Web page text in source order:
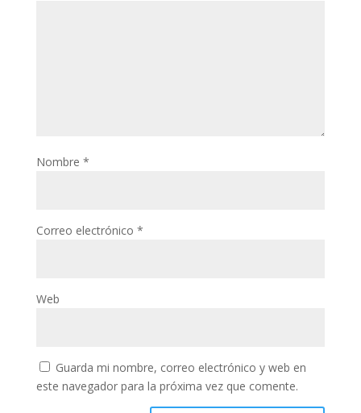
Nombre *
Correo electrónico *
Web
Guarda mi nombre, correo electrónico y web en
este navegador para la próxima vez que comente.